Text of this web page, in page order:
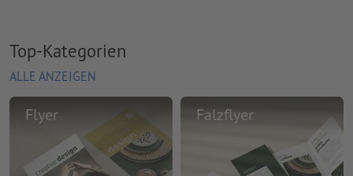
Top-Kategorien
ALLE ANZEIGEN
Flyer Falzflyer